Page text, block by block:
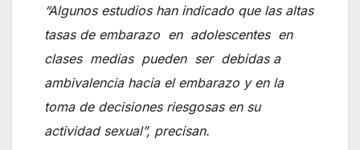
“Algunos estudios han indicado que las altas
tasas de embarazo en adolescentes en
clases medias pueden ser debidas a
ambivalencia hacia el embarazo y en la
toma de decisiones riesgosas en su
actividad sexual”, precisan.